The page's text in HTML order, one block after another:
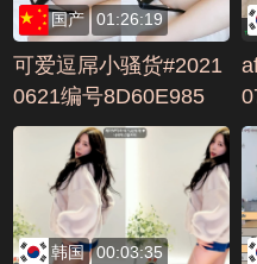
国产 01:26:19
可爱逗屌小骚货#2021
0621编号8D60E985
韩国 00:03:35